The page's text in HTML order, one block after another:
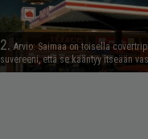
2. Arvio: Saimaa on toisella
suvereeni, että se kääntyy itseään